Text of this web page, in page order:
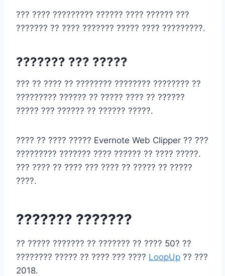
??? ???? ????????? ?????? ???? ?????? ???
??????? ?? ???? ??????? ????? ???? ?????????.
??????? ??? ?????
??? ?? ???? ?? ???????? ???????? ???????? ??
????????? ?????? ?? ????? ???? ?? ??????
????? ??? ?????? ?? ?????? ?????.
???? ?? ???? ????? Evernote Web Clipper ?? ???
????????? ??????? ???? ?????? ?? ???? ?????.
??? ???? ?? ???? ??? ???? ?? ????? ?? ?????
????.
??????? ???????
?? ????? ??????? ?? ??????? ?? ???? 50? ??
???????? ????? ?? ???? ??? ???? LoopUp ?? ???
2018.